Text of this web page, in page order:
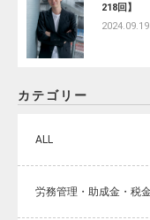
218回】
2024.09.19
カテゴリー
ALL
労務管理・助成金・税